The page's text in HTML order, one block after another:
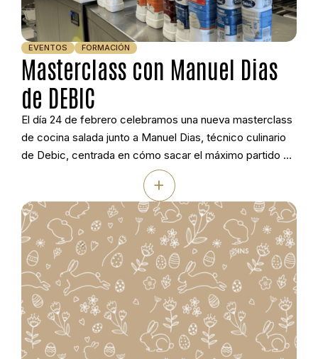
Masterclass con Manuel Dias
de DEBIC
EVENTOS FORMACIÓN
El día 24 de febrero celebramos una nueva masterclass
de cocina salada junto a Manuel Dias, técnico culinario
de Debic, centrada en cómo sacar el máximo partido a
la Nata Culinaria Debic en cocina profesional. Durante la
sesión se trabajaron diferentes técnicas y platos
pensados para la restauración actual, desde salsas y
cremas hasta elaboraciones […]
+